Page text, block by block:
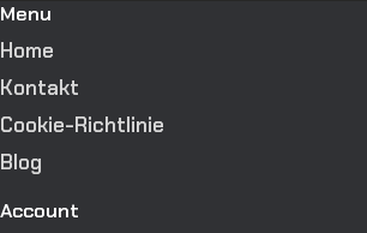
Menu
Home
Kontakt
Cookie-Richtlinie
Blog
Account